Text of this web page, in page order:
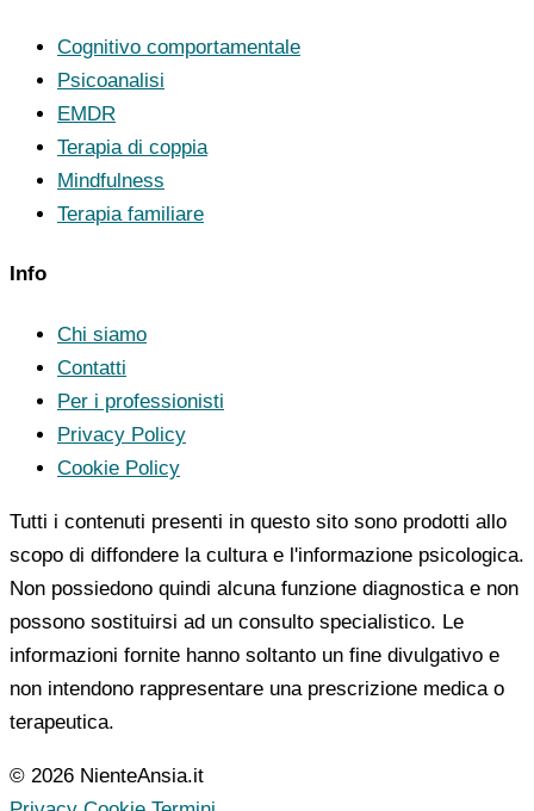
Cognitivo comportamentale
Psicoanalisi
EMDR
Terapia di coppia
Mindfulness
Terapia familiare
Info
Chi siamo
Contatti
Per i professionisti
Privacy Policy
Cookie Policy
Tutti i contenuti presenti in questo sito sono prodotti allo
scopo di diffondere la cultura e l'informazione psicologica.
Non possiedono quindi alcuna funzione diagnostica e non
possono sostituirsi ad un consulto specialistico. Le
informazioni fornite hanno soltanto un fine divulgativo e
non intendono rappresentare una prescrizione medica o
terapeutica.
© 2026 NienteAnsia.it